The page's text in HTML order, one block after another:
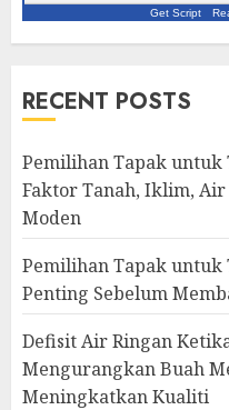
Get Script
RECENT POSTS
Pemilihan Tapak untuk
Faktor Tanah, Iklim,
Moden
Pemilihan Tapak untuk
Penting Sebelum
Defisit Air Ringan
Mengurangkan Buah
Meningkatkan Kualiti